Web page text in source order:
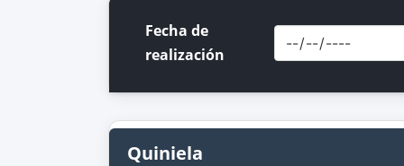
Fecha de
realización
Quiniela